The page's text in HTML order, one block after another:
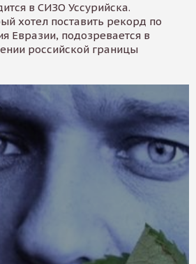
в СИЗО Уссурийска.
хотел поставить рекорд по
Евразии, подозревается в
российской границы